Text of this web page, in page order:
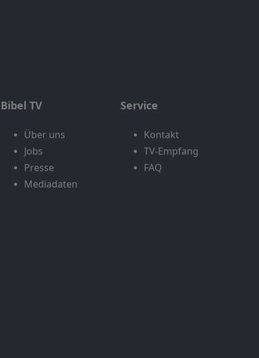
Bibel TV
Über uns
Jobs
Presse
Mediadaten
Service
Kontakt
TV-Empfang
FAQ